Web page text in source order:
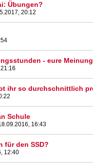
Übungen?
20:12
- eure
ihr so durchschnittlich
Schule
16:43
für den SSD?
12:40